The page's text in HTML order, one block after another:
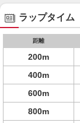
ラップタイム
距離
200m
400m
600m
800m